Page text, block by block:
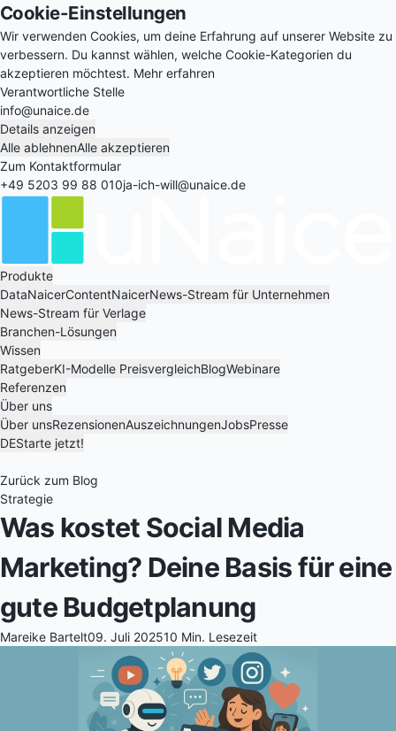
Cookie-Einstellungen
Wir verwenden Cookies, um deine Erfahrung auf unserer Website zu
verbessern. Du kannst wählen, welche Cookie-Kategorien du
akzeptieren möchtest. Mehr erfahren
Verantwortliche Stelle
info@unaice.de
Details anzeigen
Alle ablehnenAlle akzeptieren
Zum Kontaktformular
+49 5203 99 88 010ja-ich-will@unaice.de
Produkte
DataNaicerContentNaicerNews-Stream für Unternehmen
News-Stream für Verlage
Branchen-Lösungen
Wissen
RatgeberKI-Modelle PreisvergleichBlogWebinare
Referenzen
Über uns
Über unsRezensionenAuszeichnungenJobsPresse
DEStarte jetzt!
Zurück zum Blog
Strategie
Was kostet Social Media
Marketing? Deine Basis für eine
gute Budgetplanung
Mareike Bartelt09. Juli 202510 Min. Lesezeit